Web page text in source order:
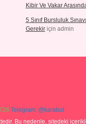
Kibir Ve Vakar
5 Sınıf Bursluluk
Gerekiriçin admin
Telegram: @karabul
Bu nedenle, sitedeki